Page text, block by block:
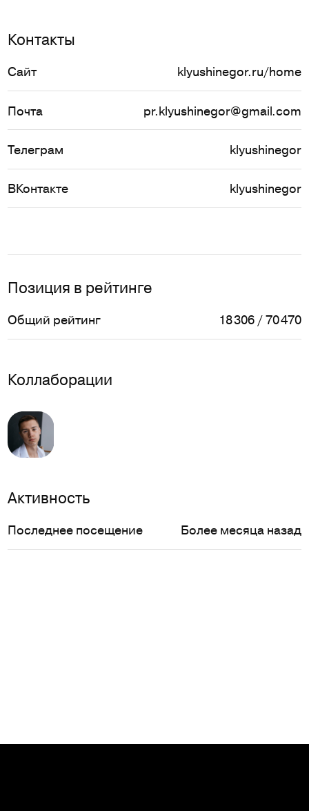
Контакты
Сайт klyushinegor.ru/home
Почта pr.klyushinegor@gmail.com
Телеграм klyushinegor
ВКонтакте klyushinegor
Позиция в рейтинге
Общий рейтинг 18 306 / 70 470
Коллаборации
Активность
Последнее посещение Более месяца назад